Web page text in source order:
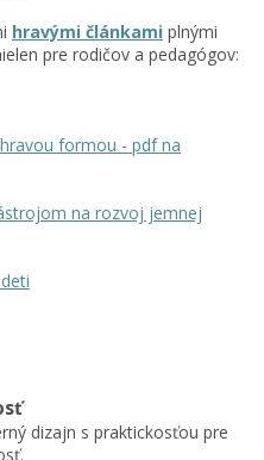
hravými článkami plnými
pre rodičov a pedagógov:
formou - pdf na
na rozvoj jemnej
dizajn s praktickosťou pre